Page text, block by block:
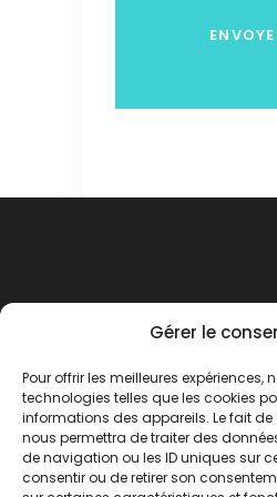
Gérer le
Pour offrir les meilleures expériences,
technologies telles que les cookies
informations des appareils. Le fait
nous permettra de traiter des
de navigation ou les ID uniques sur
consentir ou de retirer son